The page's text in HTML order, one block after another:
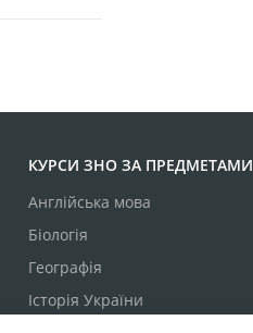
КУРСИ ЗНО ЗА ПРЕДМЕТАМИ
Англійська мова
Біологія
Географія
Історія України